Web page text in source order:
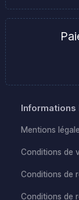
Informations
Mentions
Conditions de
Conditions de
Conditions de